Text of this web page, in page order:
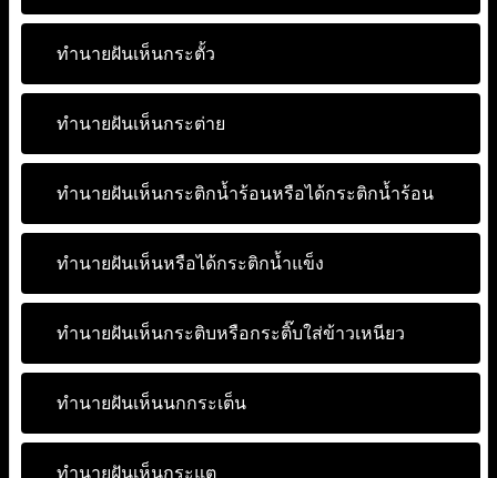
ทำนายฝันเห็นกระตั้ว
ทำนายฝันเห็นกระต่าย
ทำนายฝันเห็นกระติกน้ำร้อนหรือได้กระติกน้ำร้อน
ทำนายฝันเห็นหรือได้กระติกน้ำแข็ง
ทำนายฝันเห็นกระติบหรือกระติ๊บใส่ข้าวเหนียว
ทำนายฝันเห็นนกกระเต็น
ทำนายฝันเห็นกระแต